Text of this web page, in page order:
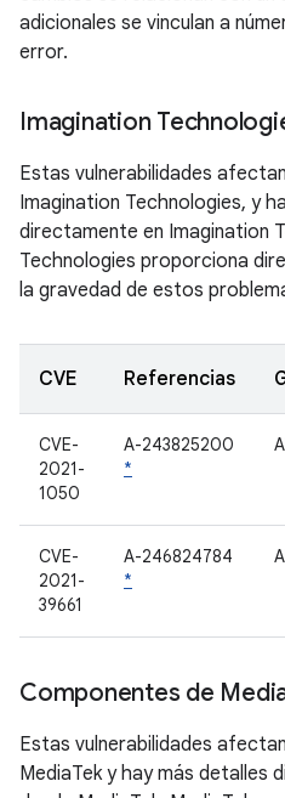
adicionales se vinculan a
error.
Imagination
Estas vulnerabilidades
Imagination Technologies, y
directamente en Imagination
Technologies proporciona
la gravedad de estos
CVE Referencias
CVE-
2021-
1050
A-243825200
*
CVE-
2021-
39661
A-246824784
*
Componentes de
Estas vulnerabilidades
MediaTek y hay más detalles